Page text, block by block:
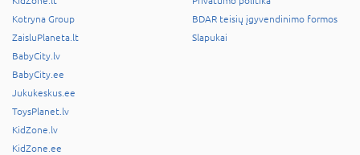
Kotryna Group
ZaisluPlaneta.lt
BabyCity.lv
BabyCity.ee
Jukukeskus.ee
ToysPlanet.lv
KidZone.lv
KidZone.ee
BDAR teisių įgyvendinimo formos
Slapukai